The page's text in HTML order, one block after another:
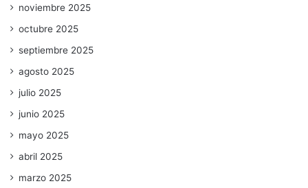
noviembre 2025
octubre 2025
septiembre 2025
agosto 2025
julio 2025
junio 2025
mayo 2025
abril 2025
marzo 2025